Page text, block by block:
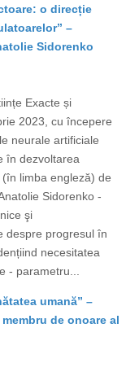
o direcție
–
Sidorenko
Exacte și
2023, cu începere
neurale artificiale
în dezvoltarea
limba engleză) de
Sidorenko -
şi
despre progresul în
necesitatea
- parametru...
umană” –
de onoare al